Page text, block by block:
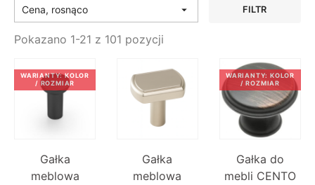
Cena, rosnąco  FILTR
Pokazano 1-21 z 101 pozycji
Gałka
meblowa
WARIANTY: KOLOR
/ ROZMIAR
Gałka
meblowa
Gałka do
mebli CENTO
WARIANTY: KOLOR
/ ROZMIAR